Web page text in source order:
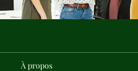
À propos